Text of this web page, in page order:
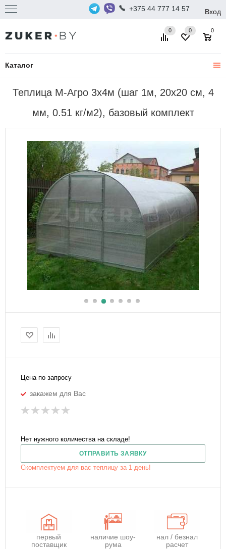
+375 44 777 14 57 Вход
Каталог
0 0
0
Теплица М-Агро 3x4м (шаг 1м, 20x20 см, 4
мм, 0.51 кг/м2), базовый комплект
Цена по запросу
закажем для Вас
Нет нужного количества на складе!
ОТПРАВИТЬ ЗАЯВКУ
Скомплектуем для вас теплицу за 1 день!
первый
поставщик
наличие шоу-
рума
нал / безнал
расчет